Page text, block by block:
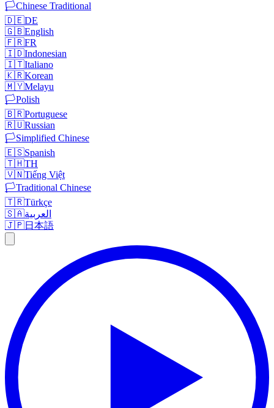
🏳️Chinese Traditional
🇩🇪DE
🇬🇧English
🇫🇷FR
🇮🇩Indonesian
🇮🇹Italiano
🇰🇷Korean
🇲🇾Melayu
🏳️Polish
🇧🇷Portuguese
🇷🇺Russian
🏳️Simplified Chinese
🇪🇸Spanish
🇹🇭TH
🇻🇳Tiếng Việt
🏳️Traditional Chinese
🇹🇷Türkçe
🇸🇦العربية
🇯🇵日本語